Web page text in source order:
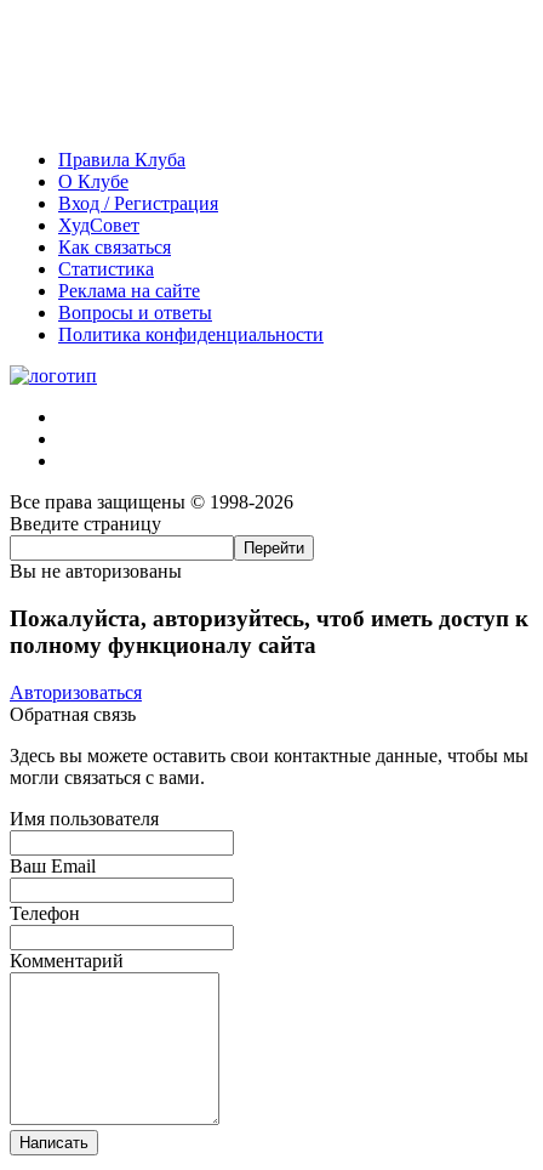
Правила Клуба
О Клубе
Вход / Регистрация
ХудСовет
Как связаться
Статистика
Реклама на сайте
Вопросы и ответы
Политика конфиденциальности
Все права защищены © 1998-2026
Введите страницу
Вы не авторизованы
Пожалуйста, авторизуйтесь, чтоб иметь доступ к
полному функционалу сайта
Авторизоваться
Обратная связь
Здесь вы можете оставить свои контактные данные, чтобы мы
могли связаться с вами.
Имя пользователя
Ваш Email
Телефон
Комментарий
Написать